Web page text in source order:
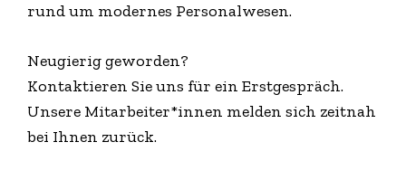
rund um modernes Personalwesen.
Neugierig geworden?
Kontaktieren Sie uns für ein Erstgespräch.
Unsere Mitarbeiter*innen melden sich zeitnah
bei Ihnen zurück.